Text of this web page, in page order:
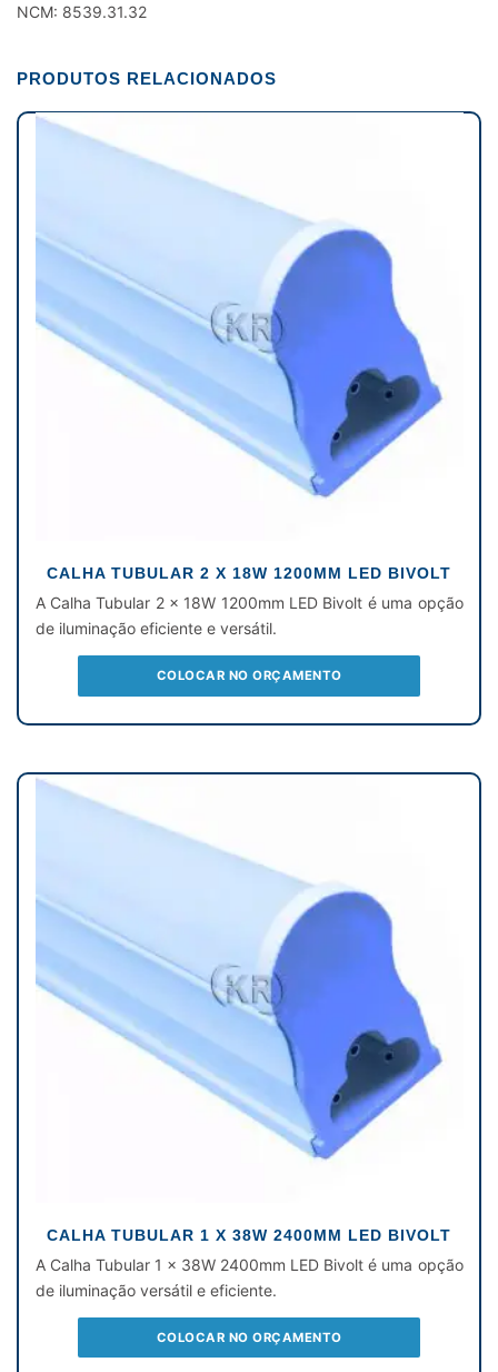
NCM: 8539.31.32
PRODUTOS RELACIONADOS
CALHA TUBULAR 2 X 18W 1200MM LED BIVOLT
A Calha Tubular 2 x 18W 1200mm LED Bivolt é uma opção
de iluminação eficiente e versátil.
COLOCAR NO ORÇAMENTO
CALHA TUBULAR 1 X 38W 2400MM LED BIVOLT
A Calha Tubular 1 x 38W 2400mm LED Bivolt é uma opção
de iluminação versátil e eficiente.
COLOCAR NO ORÇAMENTO